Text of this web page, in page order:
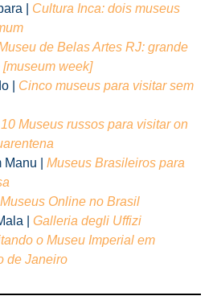
| Cultura Inca: dois museus
de Belas Artes RJ: grande
week]
| Cinco museus para visitar sem
10 Museus russos para visitar on
| Museus Brasileiros para
Museus Online no Brasil
| Galleria degli Uffizi
o Museu Imperial em
de Janeiro